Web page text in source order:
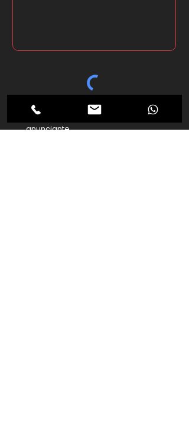
*Ao clicar no botão abaixo seus
dados serão enviados ao
anunciante.